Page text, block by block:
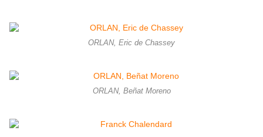
ORLAN, Eric de Chassey
ORLAN, Beñat Moreno